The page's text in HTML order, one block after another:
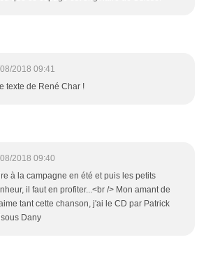
2018 09:41
texte de René Char !
2018 09:40
à la campagne en été et puis les petits
il faut en profiter...<br /> Mon amant de
tant cette chanson, j'ai le CD par Patrick
Dany